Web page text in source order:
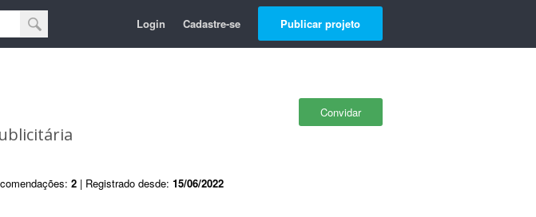
Login Cadastre-se Publicar projeto
Convidar
2 | Registrado desde: 15/06/2022